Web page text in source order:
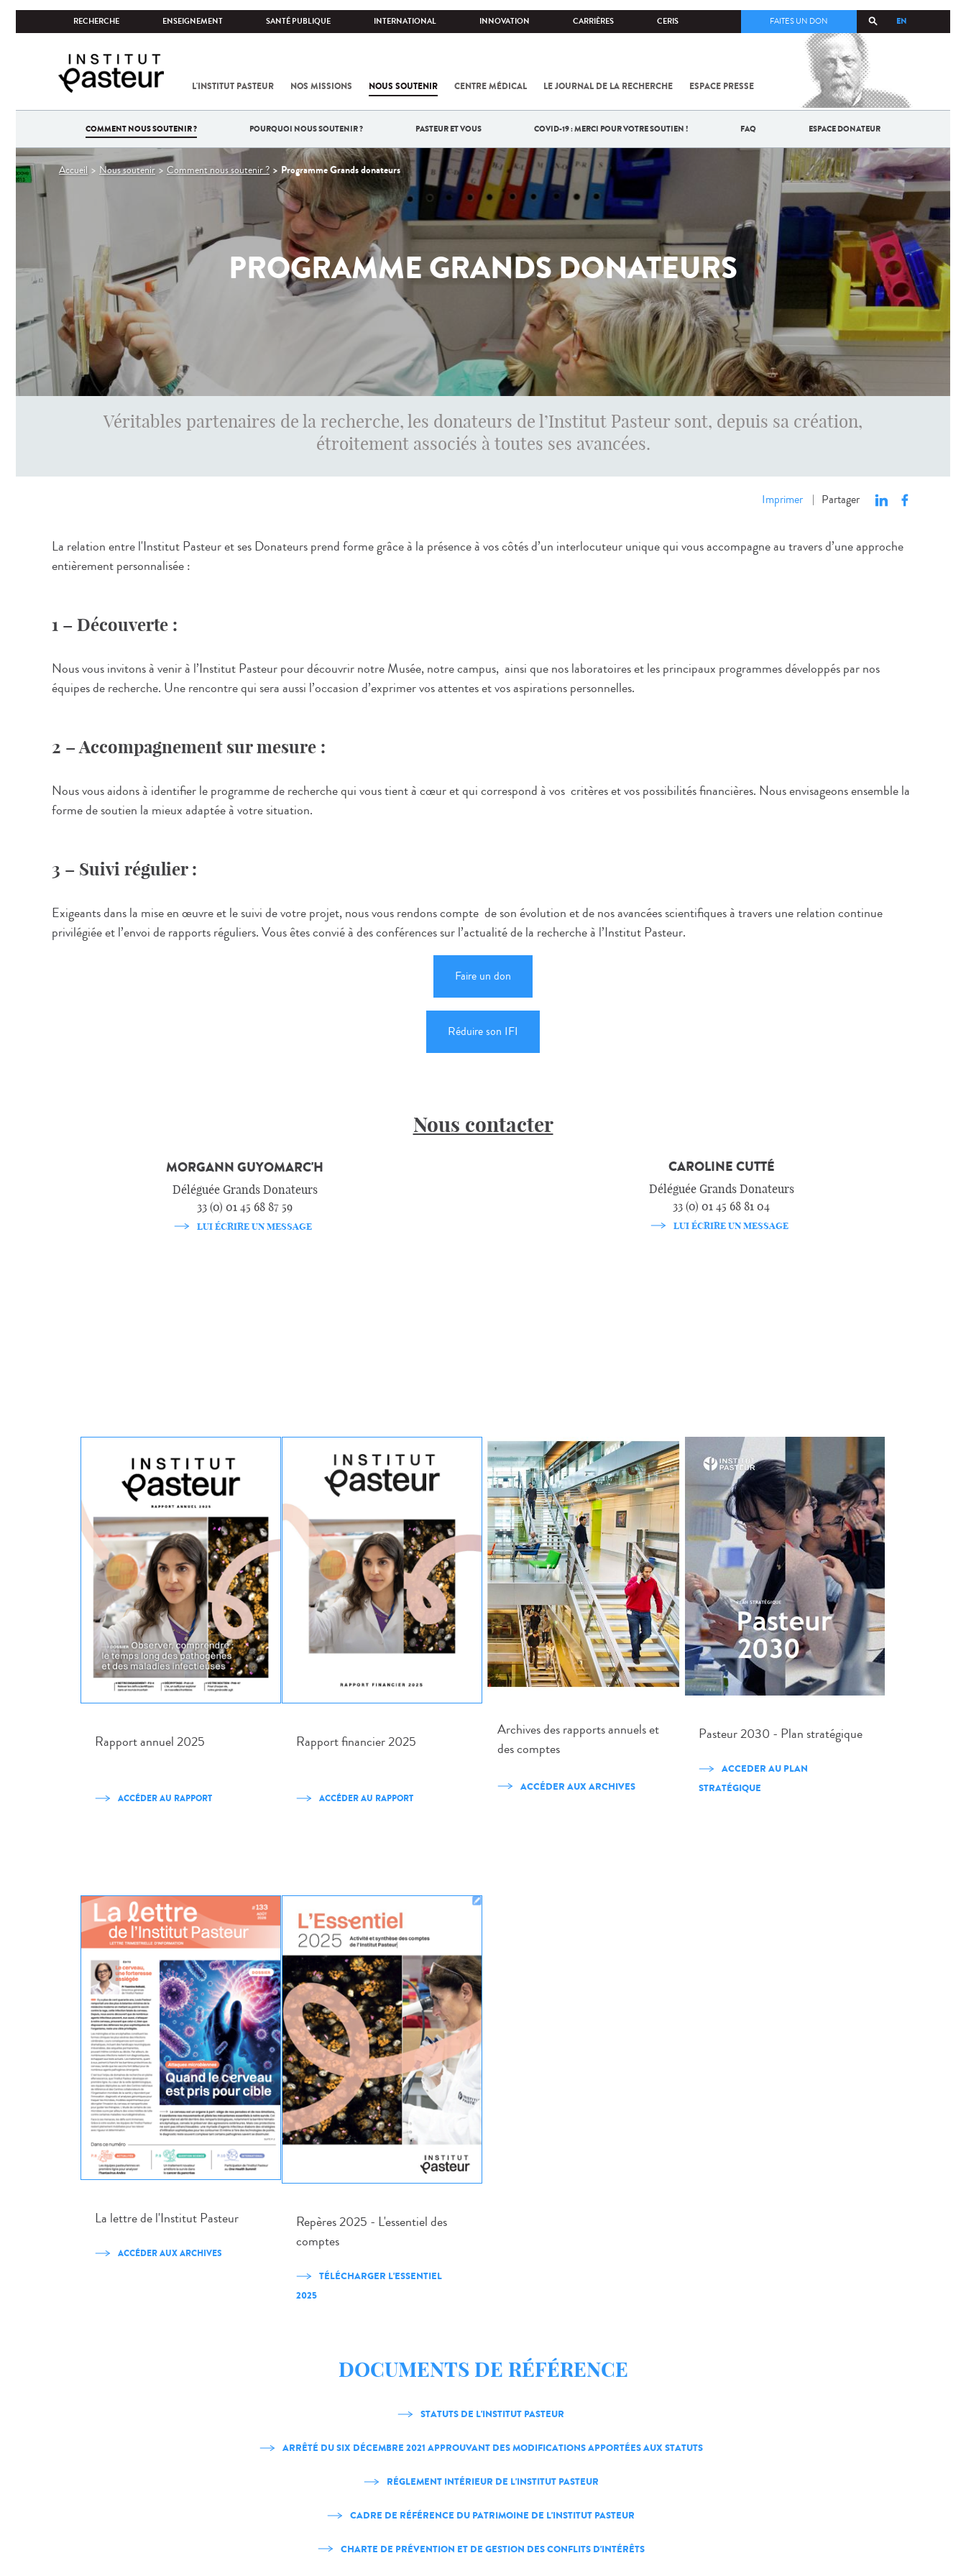
RECHERCHE ENSEIGNEMENT SANTÉ PUBLIQUE INTERNATIONAL INNOVATION CARRIÈRES CERIS EN
FAITES UN DON
L'INSTITUT PASTEUR NOS MISSIONS NOUS SOUTENIR CENTRE MÉDICAL LE JOURNAL DE LA RECHERCHE ESPACE PRESSE
COV-2 /
L'INSTITUT
PASTEUR
COMMENT NOUS SOUTENIR ? POURQUOI NOUS SOUTENIR ? PASTEUR ET VOUS COVID-19 : MERCI POUR VOTRE SOUTIEN ! FAQ ESPACE DONATEUR
Vous
Accueil Nous soutenir Comment nous soutenir ? Programme Grands donateurs
PROGRAMME GRANDS DONATEURS
Véritables partenaires de la recherche, les donateurs de l’Institut Pasteur sont, depuis sa création,
étroitement associés à toutes ses avancées.
Imprimer | Partager
La relation entre l'Institut Pasteur et ses Donateurs prend forme grâce à la présence à vos côtés d’un interlocuteur unique qui vous accompagne au travers d’une approche
entièrement personnalisée :
1 – Découverte :
Nous vous invitons à venir à l’Institut Pasteur pour découvrir notre Musée, notre campus, ainsi que nos laboratoires et les principaux programmes développés par nos
équipes de recherche. Une rencontre qui sera aussi l’occasion d’exprimer vos attentes et vos aspirations personnelles.
2 – Accompagnement sur mesure :
Nous vous aidons à identifier le programme de recherche qui vous tient à cœur et qui correspond à vos critères et vos possibilités financières. Nous envisageons ensemble la
forme de soutien la mieux adaptée à votre situation.
3 – Suivi régulier :
Exigeants dans la mise en œuvre et le suivi de votre projet, nous vous rendons compte de son évolution et de nos avancées scientifiques à travers une relation continue
privilégiée et l’envoi de rapports réguliers. Vous êtes convié à des conférences sur l’actualité de la recherche à l’Institut Pasteur.
Faire un don
Réduire son IFI
Nous contacter
MORGANN GUYOMARC'H
Déléguée Grands Donateurs
33 (0) 01 45 68 87 59
LUI ÉCRIRE UN MESSAGE
CAROLINE CUTTÉ
Déléguée Grands Donateurs
33 (0) 01 45 68 81 04
LUI ÉCRIRE UN MESSAGE
Rapport annuel 2025
ACCÉDER AU RAPPORT
Rapport financier 2025
ACCÉDER AU RAPPORT
Archives des rapports annuels et
des comptes
ACCÉDER AUX ARCHIVES
Pasteur 2030 - Plan stratégique
ACCEDER AU PLAN
STRATÉGIQUE
La lettre de l'Institut Pasteur
ACCÉDER AUX ARCHIVES
Repères 2025 - L'essentiel des
comptes
TÉLÉCHARGER L'ESSENTIEL
2025
DOCUMENTS DE RÉFÉRENCE
STATUTS DE L'INSTITUT PASTEUR
ARRÊTÉ DU SIX DÉCEMBRE 2021 APPROUVANT DES MODIFICATIONS APPORTÉES AUX STATUTS
RÉGLEMENT INTÉRIEUR DE L'INSTITUT PASTEUR
CADRE DE RÉFÉRENCE DU PATRIMOINE DE L'INSTITUT PASTEUR
CHARTE DE PRÉVENTION ET DE GESTION DES CONFLITS D'INTÉRÊTS